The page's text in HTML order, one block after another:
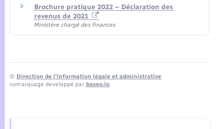
Brochure pratique 2022 – Déclaration des
revenus de 2021
Ministère chargé des finances
© Direction de l’information légale et administrative
comarquage developpé par baseo.io